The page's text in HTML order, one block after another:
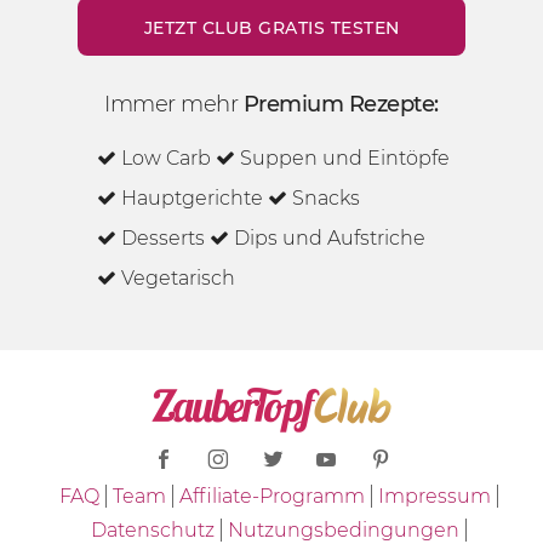
JETZT CLUB GRATIS TESTEN
Immer mehr Premium Rezepte:
Low Carb
Suppen und Eintöpfe
Hauptgerichte
Snacks
Desserts
Dips und Aufstriche
Vegetarisch
FAQ Team Affiliate-Programm
Impressum
Datenschutz
Nutzungsbedingungen